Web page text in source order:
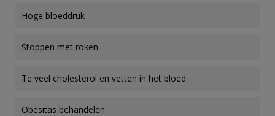
Hoge bloeddruk
Stoppen met roken
Te veel cholesterol en vetten in het bloed
Obesitas behandelen